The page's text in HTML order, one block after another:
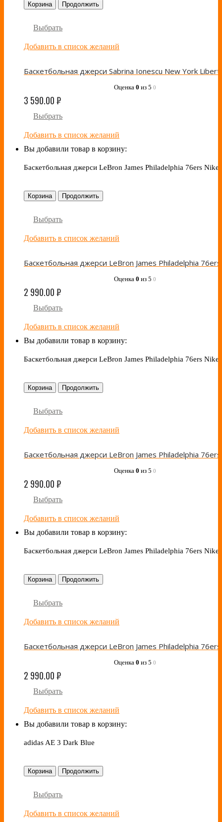
Корзина Продолжить
Выбрать
Добавить в список желаний
Оценка 0 из 5 0
3 590.00₽
Выбрать
Добавить в список желаний
Вы добавили товар в корзину:
Баскетбольная джерси LeBron James Philadelphia 76ers Nike
Корзина Продолжить
Выбрать
Добавить в список желаний
Оценка 0 из 5 0
2 990.00₽
Выбрать
Добавить в список желаний
Вы добавили товар в корзину:
Баскетбольная джерси LeBron James Philadelphia 76ers Nike
Корзина Продолжить
Выбрать
Добавить в список желаний
Оценка 0 из 5 0
2 990.00₽
Выбрать
Добавить в список желаний
Вы добавили товар в корзину:
Баскетбольная джерси LeBron James Philadelphia 76ers Nike
Корзина Продолжить
Выбрать
Добавить в список желаний
Оценка 0 из 5 0
2 990.00₽
Выбрать
Добавить в список желаний
Вы добавили товар в корзину:
adidas AE 3 Dark Blue
Корзина Продолжить
Выбрать
Добавить в список желаний